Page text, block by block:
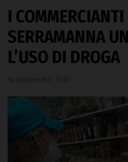
I COMMERCIANTI
SERRAMANNA
L’USO DI DROGA